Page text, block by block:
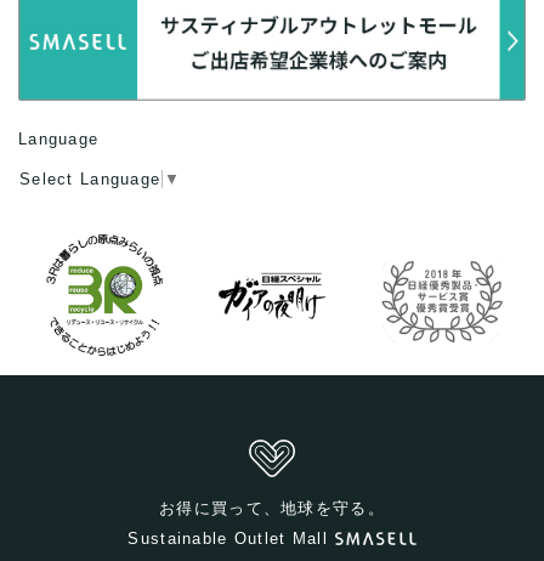
Language
Select Language ▼
お得に買って、地球を守る。
Sustainable Outlet Mall